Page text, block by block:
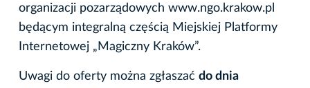
organizacji pozarządowych www.ngo.krakow.pl
będącym integralną częścią Miejskiej Platformy
Internetowej „Magiczny Kraków”.
Uwagi do oferty można zgłaszać do dnia